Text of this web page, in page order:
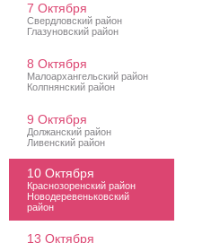
7 Октября
Свердловский район
Глазуновский район
8 Октября
Малоархангельский район
Колпнянский район
9 Октября
Должанский район
Ливенский район
10 Октября
Краснозоренский район
Новодеревеньковский
район
13 Октября